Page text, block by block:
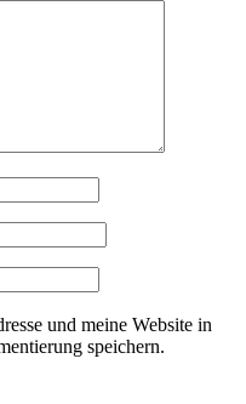
und meine Website in
speichern.